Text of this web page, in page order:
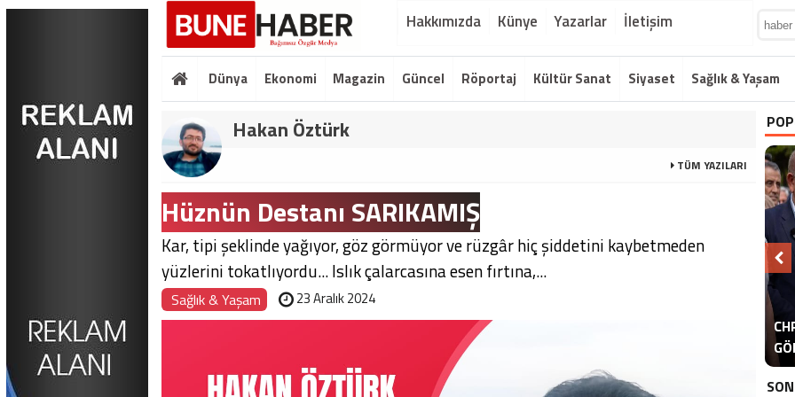
Hakkımızda Künye Yazarlar İletişim
Dünya Ekonomi Magazin Güncel Röportaj Kültür Sanat Siyaset Sağlık & Yaşam
Hakan Öztürk
TÜM YAZILARI
Hüznün Destanı SARIKAMIŞ
Kar, tipi şeklinde yağıyor, göz görmüyor ve rüzgâr hiç şiddetini kaybetmeden
yüzlerini tokatlıyordu... Islık çalarcasına esen fırtına,...
Sağlık & Yaşam 23 Aralık 2024